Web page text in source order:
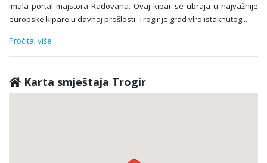
imala portal majstora Radovana. Ovaj kipar se ubraja u najvažnije
europske kipare u davnoj prošlosti. Trogir je grad vlro istaknutog...
Pročitaj više
Karta smještaja Trogir